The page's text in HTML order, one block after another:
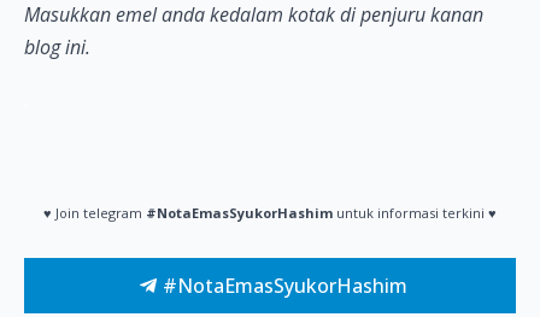
Masukkan emel anda kedalam kotak di penjuru kanan
blog ini.
♥ Join telegram #NotaEmasSyukorHashim untuk informasi terkini ♥
#NotaEmasSyukorHashim